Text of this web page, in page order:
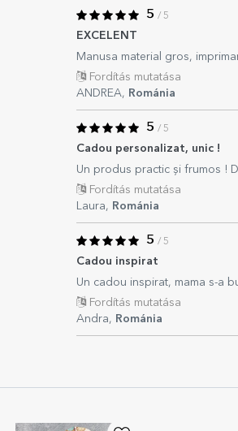
5 / 5
EXCELENT
Manusa material gros,
Fordítás mutatása
ANDREA, Románia
5 / 5
Cadou personalizat, unic !
Un produs practic și frumos !
Fordítás mutatása
Laura, Románia
5 / 5
Cadou inspirat
Un cadou inspirat, mama s-a
Fordítás mutatása
Andra, Románia